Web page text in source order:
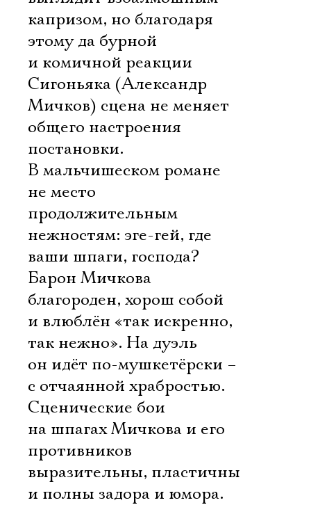
капризом, но благодаря
этому да бурной
и комичной реакции
Сигоньяка (Александр
Мичков) сцена не меняет
общего настроения
постановки.
В мальчишеском романе
не место
продолжительным
нежностям: эге-гей, где
ваши шпаги, господа?
Барон Мичкова
благороден, хорош собой
и влюблён «так искренно,
так нежно». На дуэль
он идёт по-мушкетёрски –
с отчаянной храбростью.
Сценические бои
на шпагах Мичкова и его
противников
выразительны, пластичны
и полны задора и юмора.